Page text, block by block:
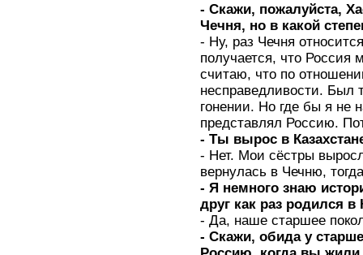
- Скажи, пожалуйста,
Чечня, но в какой
- Ну, раз Чечня
получается, что Россия
считаю, что по
несправедливости. Был
гонении. Но где бы я не
представлял Россию.
- Ты вырос в
- Нет. Мои сёстры
вернулась в Чечню,
- Я немного знаю
друг как раз родился в
- Да, наше старшее
- Скажи, обида у